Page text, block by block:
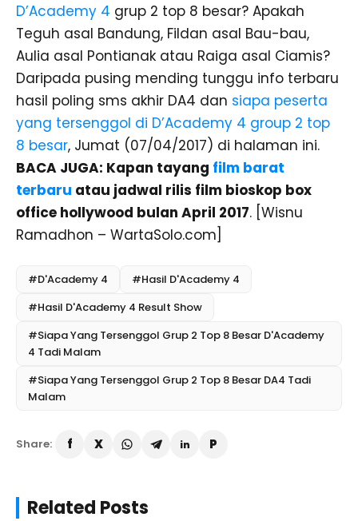
D’Academy 4 grup 2 top 8 besar? Apakah
Teguh asal Bandung, Fildan asal Bau-bau,
Aulia asal Pontianak atau Raiga asal Ciamis?
Daripada pusing mending tunggu info terbaru
hasil poling sms akhir DA4 dan siapa peserta
yang tersenggol di D’Academy 4 group 2 top
8 besar, Jumat (07/04/2017) di halaman ini.
BACA JUGA: Kapan tayang film barat
terbaru atau jadwal rilis film bioskop box
office hollywood bulan April 2017. [Wisnu
Ramadhon – WartaSolo.com]
#D'Academy 4
#Hasil D'Academy 4
#Hasil D'Academy 4 Result Show
#Siapa Yang Tersenggol Grup 2 Top 8 Besar D'Academy
4 Tadi Malam
#Siapa Yang Tersenggol Grup 2 Top 8 Besar DA4 Tadi
Malam
Share:
Related Posts